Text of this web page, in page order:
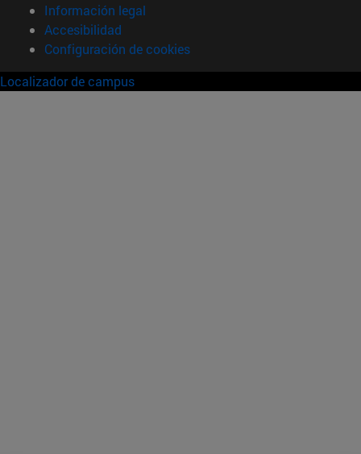
Información legal
Accesibilidad
Configuración de cookies
Localizador de campus